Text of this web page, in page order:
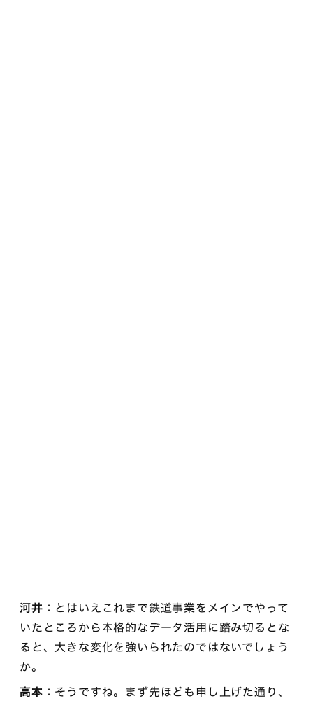
河井 ：とはいえこれまで鉄道事業をメインでやって
いたところから本格的なデータ活用に踏み切るとな
ると、大きな変化を強いられたのではないでしょう
か。
高本 ：そうですね。まず先ほども申し上げた通り、